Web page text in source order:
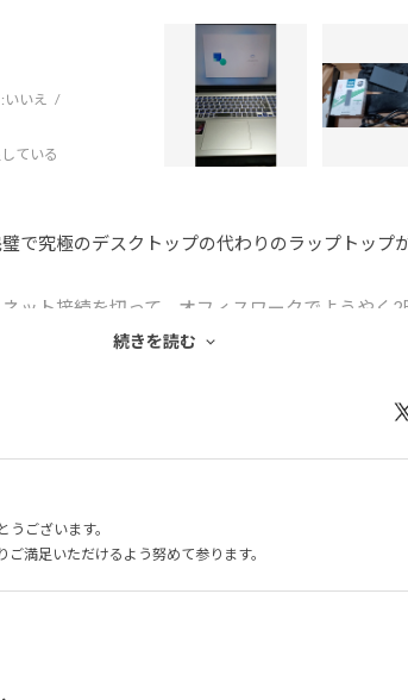
いいえ
ている
で究極のデスクトップの代わりのラップトップ
ット接続を切って、オフィスワークでようやく
続きを読む
ございます。
満足いただけるよう努めて参ります。